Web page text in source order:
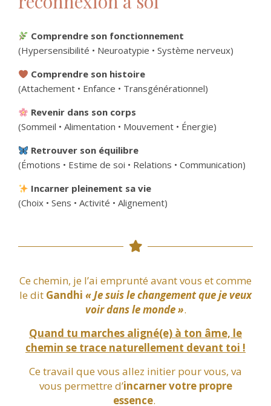
Comprendre son fonctionnement
(Hypersensibilité • Neuroatypie • Système nerveux)
Comprendre son histoire
(Attachement • Enfance • Transgénérationnel)
Revenir dans son corps
(Sommeil • Alimentation • Mouvement • Énergie)
Retrouver son équilibre
(Émotions • Estime de soi • Relations • Communication)
Incarner pleinement sa vie
(Choix • Sens • Activité • Alignement)
Ce chemin, je l’ai emprunté avant vous et comme
le dit Gandhi « Je suis le changement que je veux
voir dans le monde ».
Quand tu marches aligné(e) à ton âme, le
chemin se trace naturellement devant toi !
Ce travail que vous allez initier pour vous, va
vous permettre d’incarner votre propre
essence.